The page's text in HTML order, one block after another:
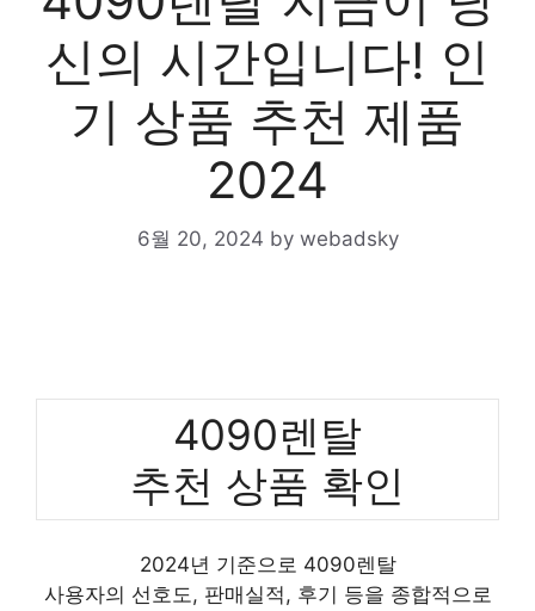
신의 시간입니다! 인
기 상품 추천 제품
2024
6월 20, 2024 by webadsky
4090렌탈
추천 상품 확인
2024년 기준으로 4090렌탈
사용자의 선호도, 판매실적, 후기 등을 종합적으로